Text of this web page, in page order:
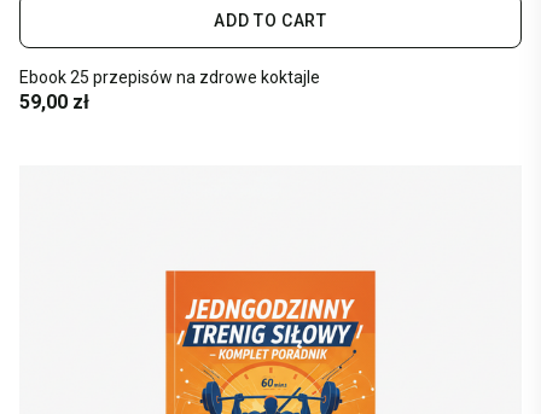
ADD TO CART
Ebook 25 przepisów na zdrowe koktajle
59,00 zł